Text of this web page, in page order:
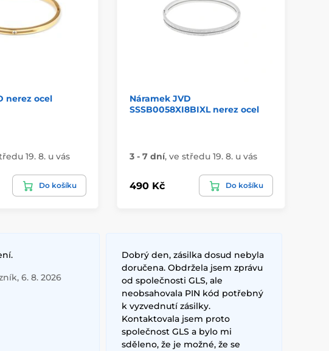
nerez ocel
19. 8. u vás
Do košíku
Náramek JVD
SSSB0058XI8BIXL nerez ocel
3 - 7 dní, ve středu 19. 8. u vás
490 Kč Do košíku
6. 8. 2026
Dobrý den, zásilka dosud nebyla
doručena. Obdržela jsem zprávu
od společnosti GLS, ale
neobsahovala PIN kód potřebný
k vyzvednutí zásilky.
Kontaktovala jsem proto
společnost GLS a bylo mi
sděleno, že je možné, že se